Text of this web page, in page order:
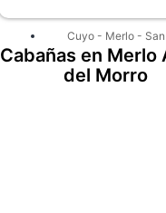
Cuyo - Merlo -
Cabañas en Merlo
del Morro